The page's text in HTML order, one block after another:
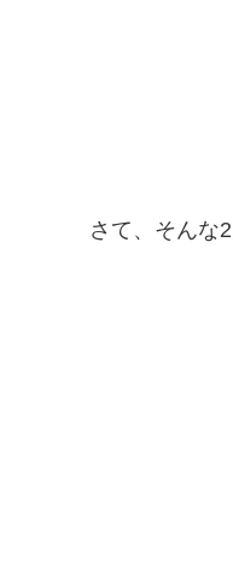
さて、そんな